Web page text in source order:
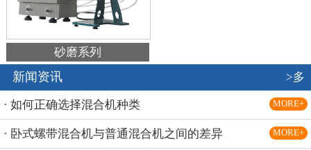
砂磨系列
新闻资讯 >多
· 如何正确选择混合机种类 MORE+
· 卧式螺带混合机与普通混合机之间的差异 MORE+